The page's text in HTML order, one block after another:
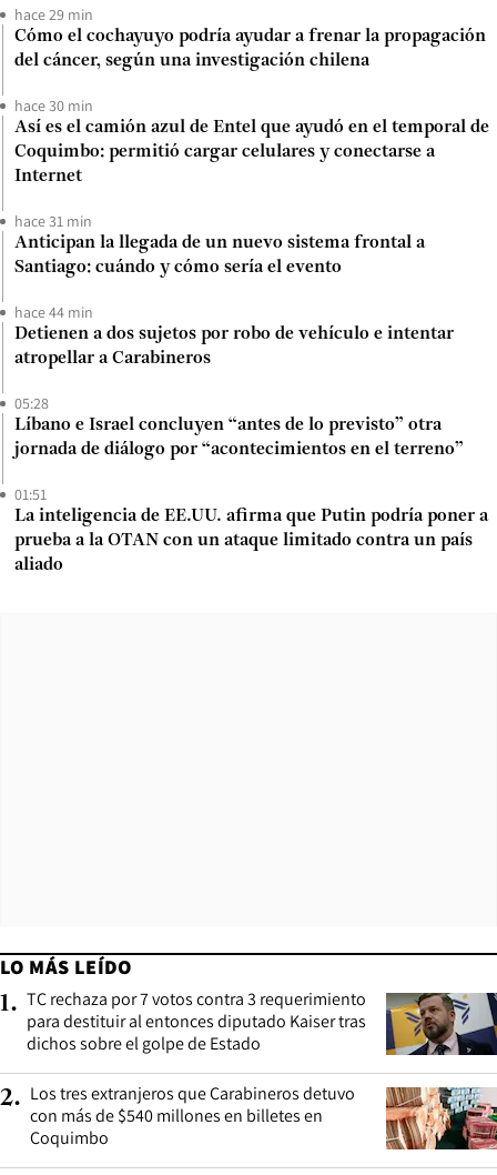
hace 29 min
Cómo el cochayuyo podría ayudar a frenar la propagación
del cáncer, según una investigación chilena
hace 30 min
Así es el camión azul de Entel que ayudó en el temporal de
Coquimbo: permitió cargar celulares y conectarse a
Internet
hace 31 min
Anticipan la llegada de un nuevo sistema frontal a
Santiago: cuándo y cómo sería el evento
hace 44 min
Detienen a dos sujetos por robo de vehículo e intentar
atropellar a Carabineros
05:28
Líbano e Israel concluyen “antes de lo previsto” otra
jornada de diálogo por “acontecimientos en el terreno”
01:51
La inteligencia de EE.UU. afirma que Putin podría poner a
prueba a la OTAN con un ataque limitado contra un país
aliado
LO MÁS LEÍDO
1. TC rechaza por 7 votos contra 3 requerimiento
para destituir al entonces diputado Kaiser tras
dichos sobre el golpe de Estado
2. Los tres extranjeros que Carabineros detuvo
con más de $540 millones en billetes en
Coquimbo